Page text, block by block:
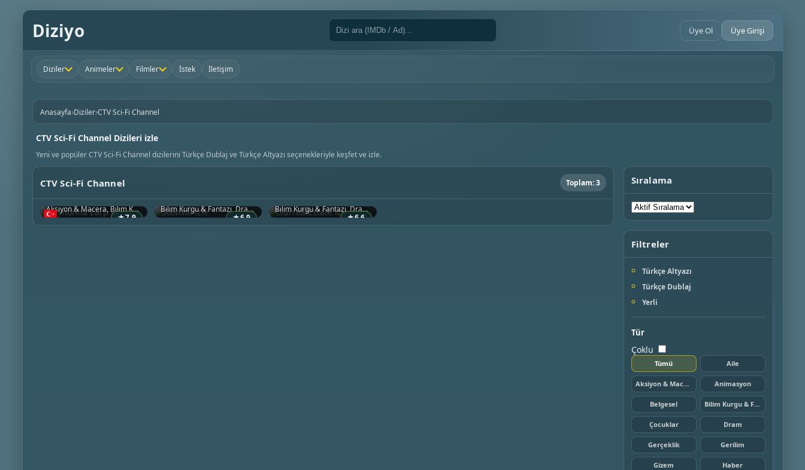
Diziyo Üye Ol Üye Girişi
Diziler Animeler Filmler İstek İletişim
Anasayfa›Diziler›CTV Sci-Fi Channel
CTV Sci-Fi Channel Dizileri izle
Yeni ve popüler CTV Sci-Fi Channel dizilerini Türkçe Dublaj ve Türkçe Altyazı seçenekleriyle keşfet ve izle.
CTV Sci-Fi Channel Toplam: 3
★7.9
Wynonna Earp
2016 • ABD
Aksiyon & Macera, Bilim Kurgu & Fantazi, Vahşi Batı
★6.9
2025 • ABD
Bilim Kurgu & Fantazi, Dram, Gizem
★6.6
2021 • Kanada
Bilim Kurgu & Fantazi, Dram, Gizem
Sıralama
Filtreler
Türkçe Altyazı
Türkçe Dublaj
Yerli
Tür
Çoklu
Tümü Aile
Aksiyon & Macera Animasyon
Belgesel Bilim Kurgu & Fantazi
Çocuklar Dram
Gerçeklik Gerilim
Gizem Haber